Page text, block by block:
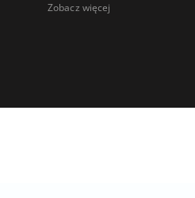
Zobacz więcej